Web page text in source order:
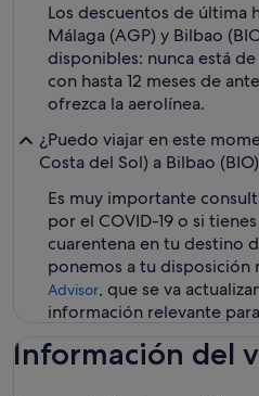
Los descuentos de última
Málaga (AGP) y Bilbao
disponibles: nunca está
con hasta 12 meses de
ofrezca la aerolínea.
¿Puedo viajar en este
Costa del Sol) a Bilbao
Es muy importante
por el COVID-19 o si
cuarentena en tu destino
ponemos a tu disposición
Advisor, que se va
información relevante
Información del